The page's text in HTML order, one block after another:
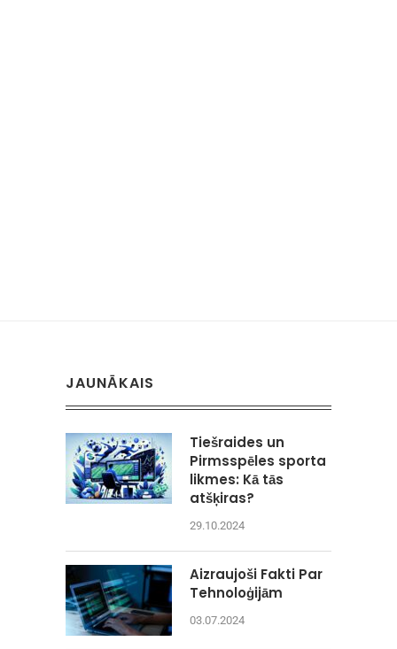
JAUNĀKAIS
Tiešraides un
Pirmsspēles sporta
likmes: Kā tās
atšķiras?
29.10.2024
Aizraujoši Fakti Par
Tehnoloģijām
03.07.2024